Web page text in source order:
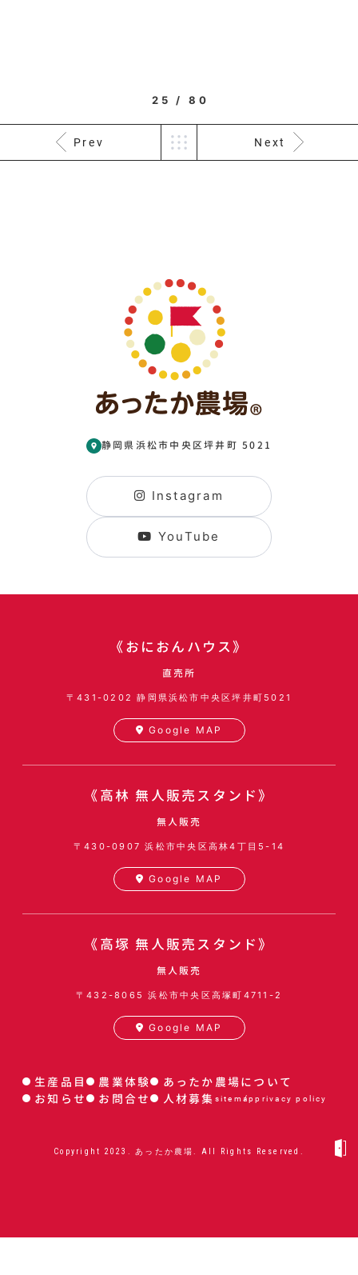
25 / 80
Prev Next
静岡県浜松市中央区坪井町 5021
Instagram
YouTube
《おにおんハウス》
直売所
〒431-0202 静岡県浜松市中央区坪井町5021
Google MAP
《高林 無人販売スタンド》
無人販売
〒430-0907 浜松市中央区高林4丁目5-14
Google MAP
《高塚 無人販売スタンド》
無人販売
〒432-8065 浜松市中央区高塚町4711-2
Google MAP
生産品目 農業体験
あったか農場について
お知らせ
お問合せ 人材募集 sitemapprivacy policy
Copyright 2023. あったか農場. All Rights Reserved.